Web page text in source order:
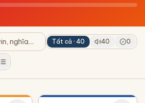
Tất cả · 40 40 0